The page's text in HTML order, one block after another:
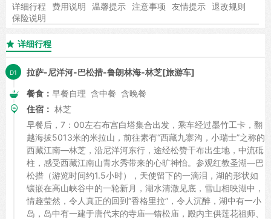
详细行程 费用说明 温馨提示 注意事项 友情提示 退改规则
保险说明
 详细行程
拉萨-尼洋河-巴松措-鲁朗林海-林芝[旅游车]
餐食： 早餐自理 含中餐 含晚餐
住宿： 林芝
早餐后，7：00左右布宫白塔集合出发，乘车经过墨竹工卡，翻
越海拔5013米的米拉山，前往素有“西藏九寨沟，小瑞士”之称的
西藏江南—林芝，沿尼洋河东行，途经松赞干布出生地，中流砥
柱，感受西藏江南山青水秀带来的心旷神怡。参观红教圣湖—巴
松措（游览时间约1.5小时），天使留下的一滴泪，湖的形状如
镶嵌在高山峡谷中的一轮新月，湖水清澈见底，雪山相映湖中，
情趣莹然，令人真正的回到“香格里拉”，令人沉醉，湖中有一小
岛，岛中有一建于唐代末的寺庙—错松庙，殿内主供莲花祖师、